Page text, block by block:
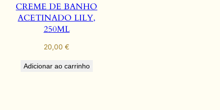
CREME DE BANHO
ACETINADO LILY,
250ML
20,00€
Adicionar ao carrinho